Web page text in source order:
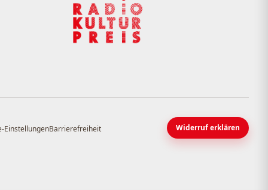
EinstellungenBarrierefreiheit Widerruf erklären